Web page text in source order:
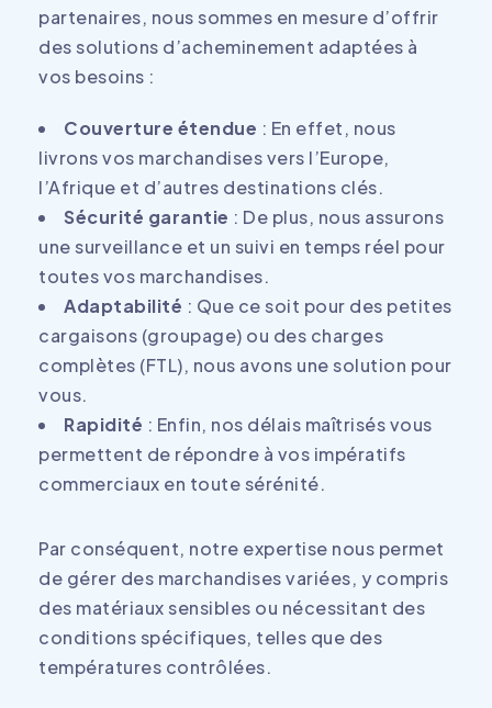
partenaires, nous sommes en mesure d’offrir
des solutions d’acheminement adaptées à
vos besoins :
Couverture étendue : En effet, nous
livrons vos marchandises vers l’Europe,
l’Afrique et d’autres destinations clés.
Sécurité garantie : De plus, nous assurons
une surveillance et un suivi en temps réel pour
toutes vos marchandises.
Adaptabilité : Que ce soit pour des petites
cargaisons (groupage) ou des charges
complètes (FTL), nous avons une solution pour
vous.
Rapidité : Enfin, nos délais maîtrisés vous
permettent de répondre à vos impératifs
commerciaux en toute sérénité.
Par conséquent, notre expertise nous permet
de gérer des marchandises variées, y compris
des matériaux sensibles ou nécessitant des
conditions spécifiques, telles que des
températures contrôlées.